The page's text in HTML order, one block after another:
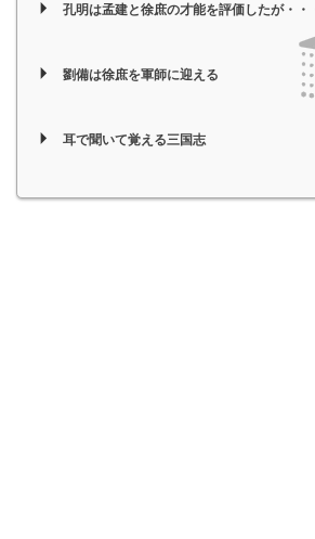
孔明は孟建と徐庶の才能を評価したが・・
劉備は徐庶を軍師に迎える
耳で聞いて覚える三国志